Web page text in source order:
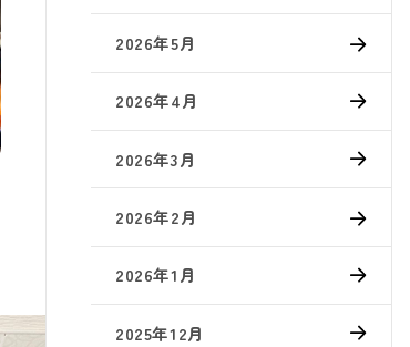
2026年5月
2026年4月
2026年3月
2026年2月
2026年1月
2025年12月